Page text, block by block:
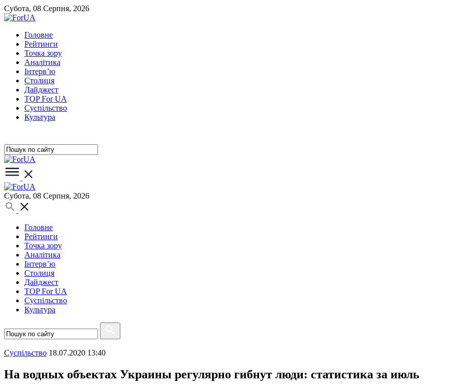
Субота, 08 Серпня, 2026
Головне
Рейтинги
Точка зору
Аналітика
Інтерв’ю
Столиця
Дайджест
TOP For UA
Суспiльство
Культура
Субота, 08 Серпня, 2026
Головне
Рейтинги
Точка зору
Аналітика
Інтерв’ю
Столиця
Дайджест
TOP For UA
Суспiльство
Культура
Суспiльство 18.07.2020 13:40
На водных объектах Украины регулярно гибнут люди: статистика за июль